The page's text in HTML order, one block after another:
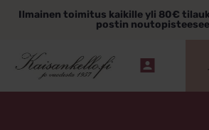
sisältöönIlmainen toimitus kaikille yli 80€
postin